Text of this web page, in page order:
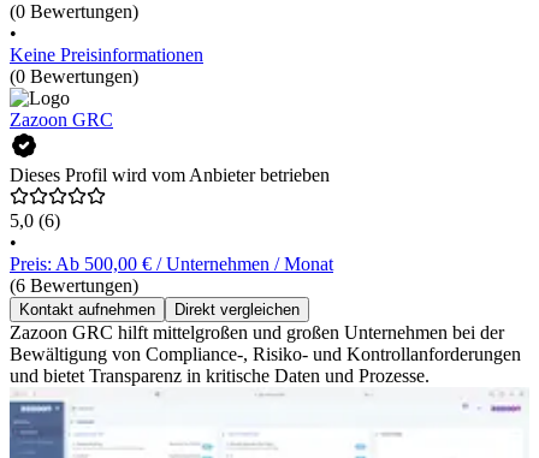
(0 Bewertungen)
•
Keine Preisinformationen
(0 Bewertungen)
Zazoon GRC
Dieses Profil wird vom Anbieter betrieben
5,0 (6)
•
Preis: Ab 500,00 € / Unternehmen / Monat
(6 Bewertungen)
Kontakt aufnehmen Direkt vergleichen
Zazoon GRC hilft mittelgroßen und großen Unternehmen bei der
Bewältigung von Compliance-, Risiko- und Kontrollanforderungen
und bietet Transparenz in kritische Daten und Prozesse.